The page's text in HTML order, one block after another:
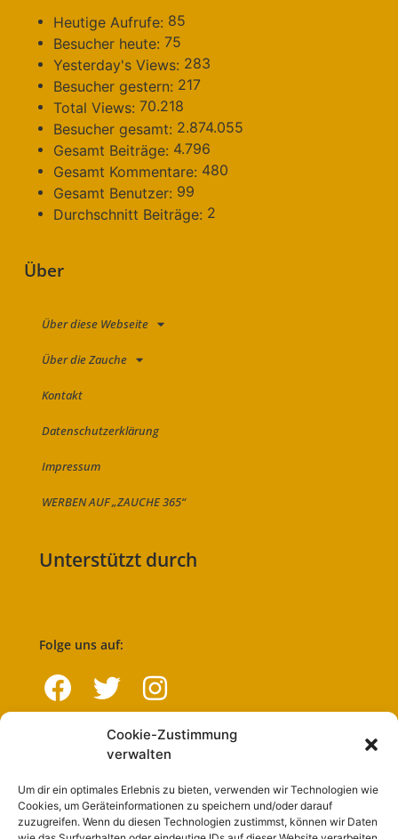
Cookie-Zustimmung
verwalten
Um dir ein optimales Erlebnis zu bieten, verwenden wir Technologien wie
Cookies, um Geräteinformationen zu speichern und/oder darauf
zuzugreifen. Wenn du diesen Technologien zustimmst, können wir Daten
Heutige Aufrufe: 85
Besucher heute: 75
Yesterday's Views: 283
Besucher gestern: 217
Total Views: 70.218
Besucher gesamt: 2.874.055
Gesamt Beiträge: 4.796
Gesamt Kommentare: 480
Gesamt Benutzer: 99
Durchschnitt Beiträge: 2
Über
Über diese Webseite
Über die Zauche
Kontakt
Datenschutzerklärung
Impressum
WERBEN AUF „ZAUCHE 365“
Unterstützt durch
Folge uns auf:
Navigation
Start
Nutzungsbedingungen